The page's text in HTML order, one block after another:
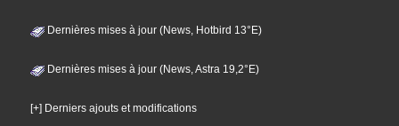
Dernières mises à jour (News, Hotbird 13°E)
Dernières mises à jour (News, Astra 19,2°E)
[+] Derniers ajouts et modifications